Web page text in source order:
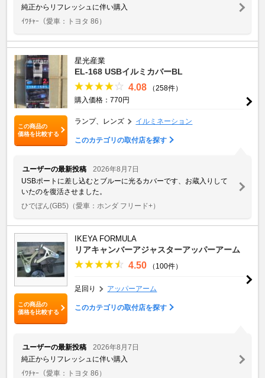
純正からリフレッシュに伴い購入
ｲﾜﾁｬｰ （愛車：トヨタ 86）
この商品の
価格を比較する
星光産業
EL-168 USBイルミカバーBL
4.08
（258件）
購入価格：770円
ランプ、レンズ イルミネーション
このカテゴリの取付店を探す
ユーザーの最新投稿
2026年8月7日
USBポートに差し込むとブルーに光るカバーです、お蔵入りして
いたのを復活させました。
ひでぼん(GB5) （愛車：ホンダ フリード+）
この商品の
価格を比較する
IKEYA FORMULA
リアキャンバーアジャスターアッパーアーム
4.50 （100件）
足回り アッパーアーム
このカテゴリの取付店を探す
ユーザーの最新投稿
2026年8月7日
純正からリフレッシュに伴い購入
ｲﾜﾁｬｰ （愛車：トヨタ 86）